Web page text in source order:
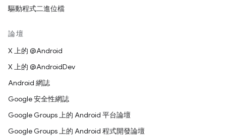
驅動程式二進位檔
論壇
X 上的 @Android
X 上的 @AndroidDev
Android 網誌
Google 安全性網誌
Google Groups 上的 Android 平台論壇
Google Groups 上的 Android 程式開發論壇